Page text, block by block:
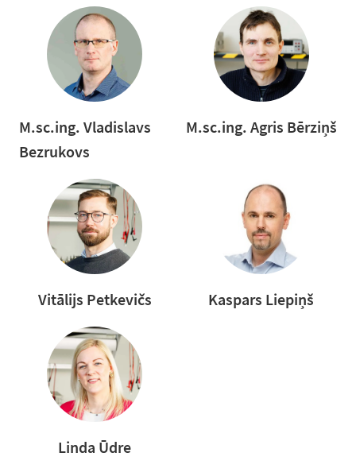
M.sc.ing. Vladislavs
Bezrukovs
M.sc.ing. Agris Bērziņš
Vitālijs Petkevičs Kaspars Liepiņš
Linda Ūdre